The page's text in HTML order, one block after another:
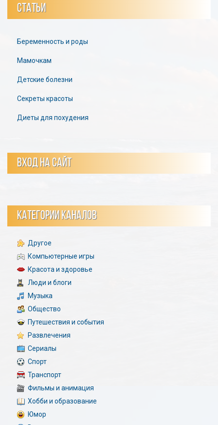
СТАТЬИ
Беременность и роды
Мамочкам
Детские болезни
Секреты красоты
Диеты для похудения
ВХОД НА САЙТ
КАТЕГОРИИ КАНАЛОВ
Другое
Компьютерные игры
Красота и здоровье
Люди и блоги
Музыка
Общество
Путешествия и события
Развлечения
Сериалы
Спорт
Транспорт
Фильмы и анимация
Хобби и образование
Юмор